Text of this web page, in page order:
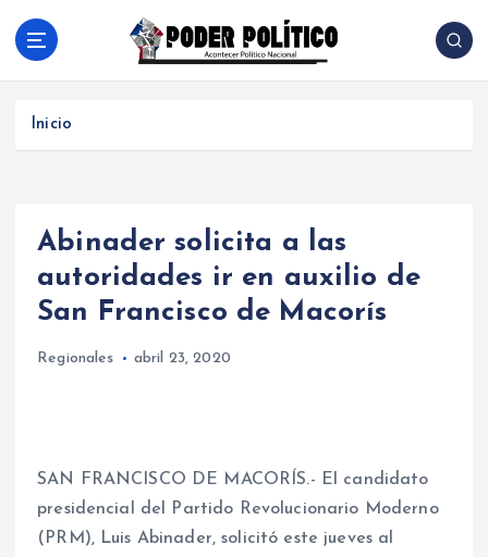
Acontecer Politico Nacional
Inicio
Abinader solicita a las
autoridades ir en auxilio de
San Francisco de Macorís
Regionales abril 23, 2020
SAN FRANCISCO DE MACORÍS.- El candidato
presidencial del Partido Revolucionario Moderno
(PRM), Luis Abinader, solicitó este jueves al